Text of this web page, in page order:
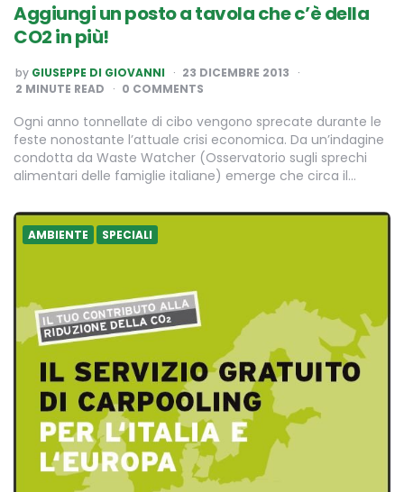
Aggiungi un posto a tavola che c’è della
CO2 in più!
POSTED
BY
by GIUSEPPE DI GIOVANNI
23 DICEMBRE 2013
2 MINUTE READ 0 COMMENTS
Ogni anno tonnellate di cibo vengono sprecate durante le
feste nonostante l’attuale crisi economica. Da un’indagine
condotta da Waste Watcher (Osservatorio sugli sprechi
alimentari delle famiglie italiane) emerge che circa il…
AMBIENTE SPECIALI